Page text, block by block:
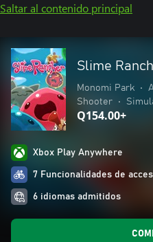
Saltar al contenido principal
Slime
Monomi Park •
Shooter
•
Q154.00+
Xbox Play Anywhere
7 Funcionalidades de
6 idiomas admitidos